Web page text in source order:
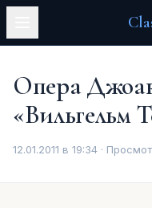
Опера
«Вильгельм
12.01.2011 в 19:34 ·